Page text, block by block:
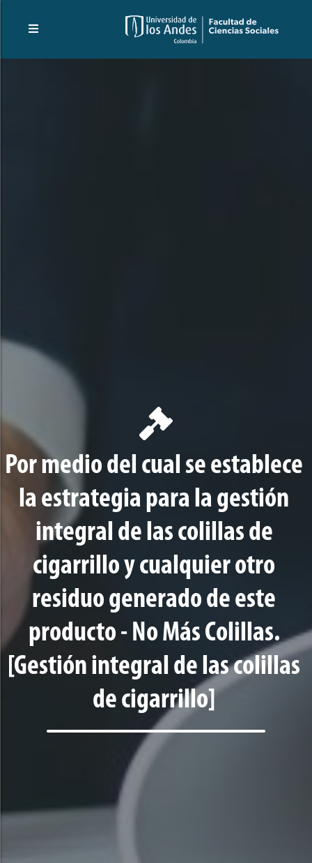
Por medio del cual se establece
la estrategia para la gestión
integral de las colillas de
cigarrillo y cualquier otro
residuo generado de este
producto - No Más Colillas.
[Gestión integral de las colillas
de cigarrillo]